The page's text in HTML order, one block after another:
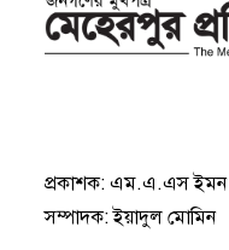
প্রকাশক: এম.এ.এস ইমন
সম্পাদক: ইয়াদুল মোমিন